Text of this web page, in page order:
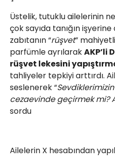
Üstelik, tutuklu ailelerinin
çok sayıda tanığın
zabıtanın “rüşvet”
parfümle ayrılarakAKP’li
rüşvet lekesini
tahliyeler tepkiyi arttırdı.
seslenerek “
cezaevinde geçirmek mi?
sordu
Ailelerin X hesabından